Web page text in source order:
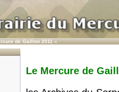
de Gaillon 2011»
Le Mercure de